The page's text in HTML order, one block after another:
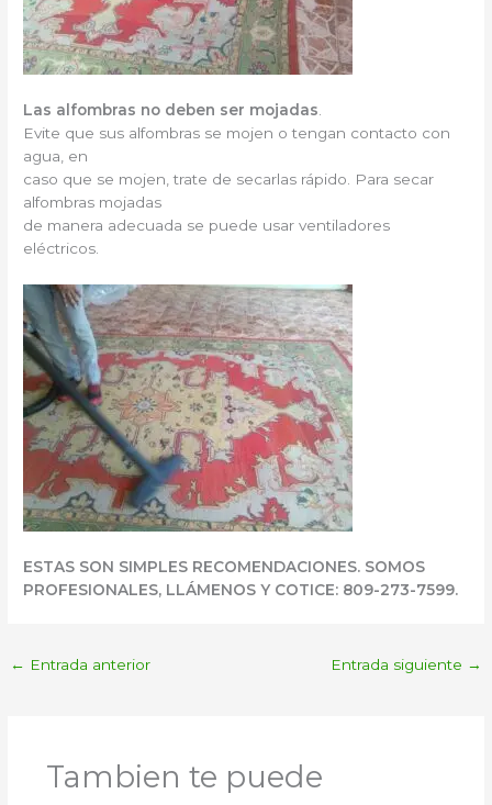
Las alfombras no deben ser mojadas
Evite que sus alfombras se mojen o tengan contacto con
agua, en
caso que se mojen, trate de secarlas rápido. Para secar
alfombras mojadas
de manera adecuada se puede usar ventiladores
eléctricos.
ESTAS SON SIMPLES RECOMENDACIONES. SOMOS
PROFESIONALES, LLÁMENOS Y COTICE: 809-273-7599.
← Entrada anterior Entrada siguiente →
Tambien te puede